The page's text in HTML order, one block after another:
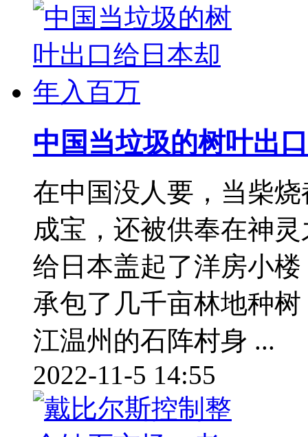
中国当垃圾的树叶出
在中国没人要，当柴
成宝，还被供奉在神
给日本盖起了洋房小
承包了几千亩林地种
江温州的石阵村身 ...
2022-11-5 14:55